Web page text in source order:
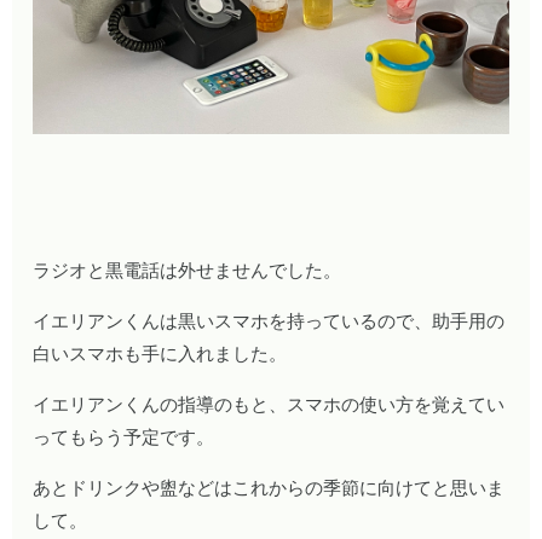
ラジオと黒電話は外せませんでした。
イエリアンくんは黒いスマホを持っているので、助手用の
白いスマホも手に入れました。
イエリアンくんの指導のもと、スマホの使い方を覚えてい
ってもらう予定です。
あとドリンクや盥などはこれからの季節に向けてと思いま
して。